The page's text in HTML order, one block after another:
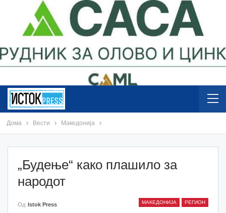
Дома Вести Македонија
„Будење“ како плашило за
народот
МАКЕДОНИЈА РЕГИОН
Од Istok Press